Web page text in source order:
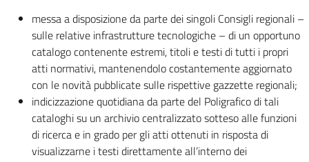
messa a disposizione da parte dei singoli Consigli regionali –
sulle relative infrastrutture tecnologiche – di un opportuno
catalogo contenente estremi, titoli e testi di tutti i propri
atti normativi, mantenendolo costantemente aggiornato
con le novità pubblicate sulle rispettive gazzette regionali;
indicizzazione quotidiana da parte del Poligrafico di tali
cataloghi su un archivio centralizzato sotteso alle funzioni
di ricerca e in grado per gli atti ottenuti in risposta di
visualizzarne i testi direttamente all’interno dei